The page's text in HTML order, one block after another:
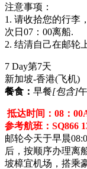
注意事项：
1. 请收拾您的行李
次日07：00离船.
2. 结清自己在邮轮
7 Day第7天
新加坡-香港(飞机)
餐食： 早餐[包含]
抵达时间：08：
参考航班：SQ866
邮轮今天于早晨
后，按顺序办理离
坡樟宜机场，搭乘